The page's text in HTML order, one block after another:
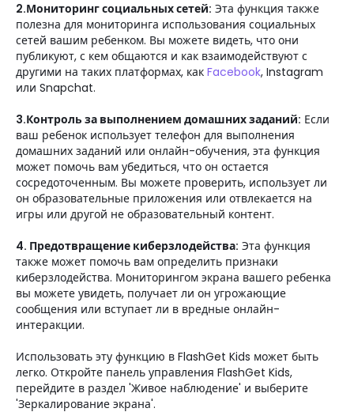
2.Мониторинг социальных сетей: Эта функция также
полезна для мониторинга использования социальных
сетей вашим ребенком. Вы можете видеть, что они
публикуют, с кем общаются и как взаимодействуют с
другими на таких платформах, как Facebook, Instagram
или Snapchat.
3.Контроль за выполнением домашних заданий: Если
ваш ребенок использует телефон для выполнения
домашних заданий или онлайн-обучения, эта функция
может помочь вам убедиться, что он остается
сосредоточенным. Вы можете проверить, использует ли
он образовательные приложения или отвлекается на
игры или другой не образовательный контент.
4. Предотвращение киберзлодейства: Эта функция
также может помочь вам определить признаки
киберзлодейства. Мониторингом экрана вашего ребенка
вы можете увидеть, получает ли он угрожающие
сообщения или вступает ли в вредные онлайн-
интеракции.
Использовать эту функцию в FlashGet Kids может быть
легко. Откройте панель управления FlashGet Kids,
перейдите в раздел 'Живое наблюдение' и выберите
'Зеркалирование экрана'.